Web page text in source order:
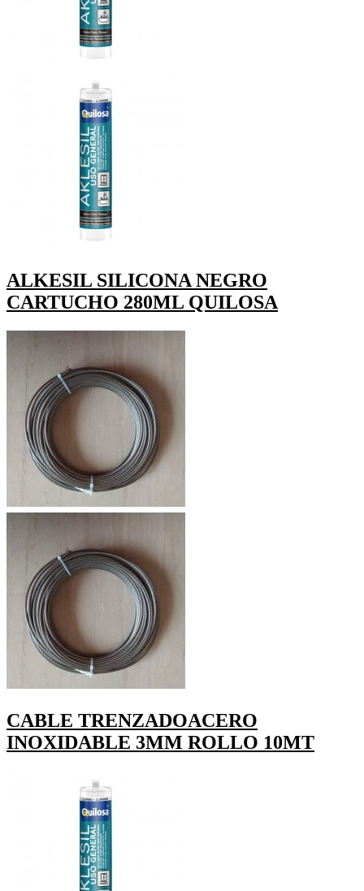
ALKESIL SILICONA NEGRO
CARTUCHO 280ML QUILOSA
CABLE TRENZADOACERO
INOXIDABLE 3MM ROLLO 10MT